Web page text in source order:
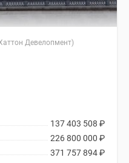
Девелопмент)
137 403 508 ₽
226 800 000 ₽
371 757 894₽